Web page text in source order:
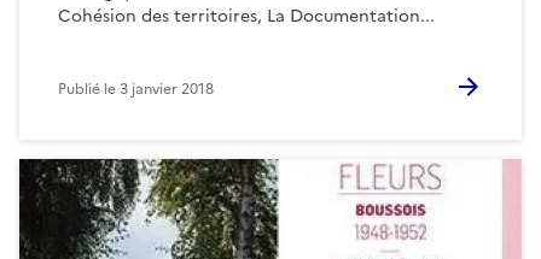
Cohésion des territoires, La Documentation...
Publié le3 janvier 2018